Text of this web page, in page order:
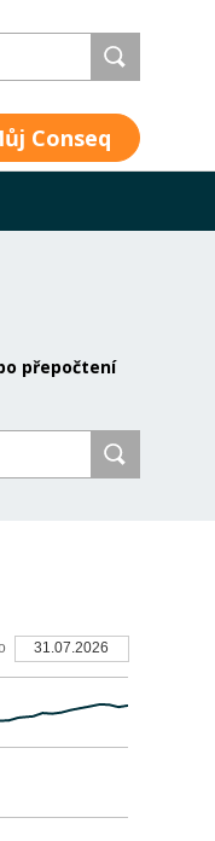
Conseq
přepočtení
31.07.2026